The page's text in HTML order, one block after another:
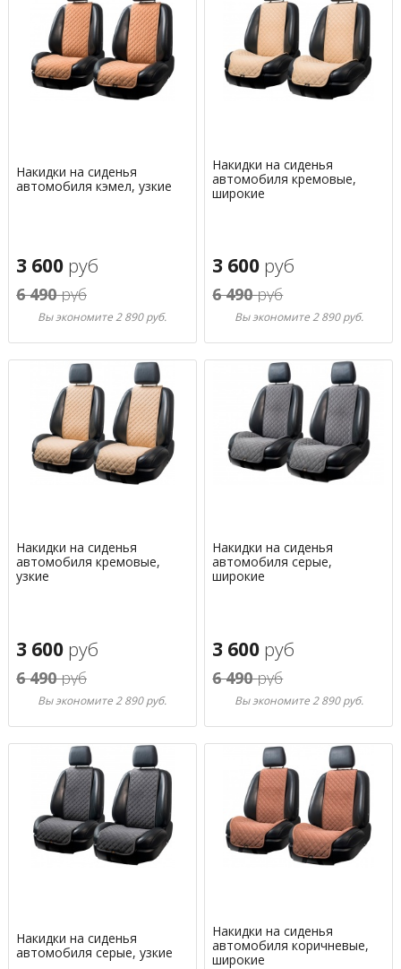
Накидки на сиденья
автомобиля кэмел, узкие
3 600 руб
6 490руб
Вы экономите 2 890 руб.
Накидки на сиденья
автомобиля кремовые,
широкие
3 600 руб
6 490руб
Вы экономите 2 890 руб.
Накидки на сиденья
автомобиля кремовые,
узкие
3 600 руб
6 490руб
Вы экономите 2 890 руб.
Накидки на сиденья
автомобиля серые,
широкие
3 600 руб
6 490руб
Вы экономите 2 890 руб.
Накидки на сиденья
автомобиля серые, узкие
Накидки на сиденья
автомобиля коричневые,
широкие